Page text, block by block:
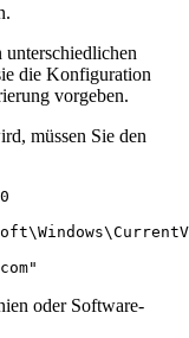
die Konfiguration
vorgeben.
müssen Sie den
oder Software-